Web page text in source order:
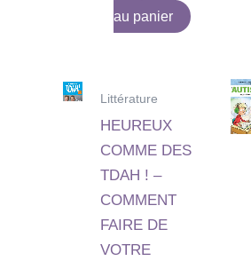
au panier
Littérature
HEUREUX
COMME DES
TDAH ! –
COMMENT
FAIRE DE
VOTRE